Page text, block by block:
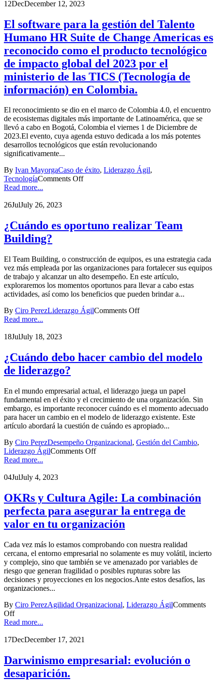
12DecDecember 12, 2023
El software para la gestión del Talento
Humano HR Suite de Change Americas es
reconocido como el producto tecnológico
de impacto global del 2023 por el
ministerio de las TICS (Tecnología de
información) en Colombia.
El reconocimiento se dio en el marco de Colombia 4.0, el encuentro
de ecosistemas digitales más importante de Latinoamérica, que se
llevó a cabo en Bogotá, Colombia el viernes 1 de Diciembre de
2023.El evento, cuya agenda estuvo dedicada a los más potentes
desarrollos tecnológicos que están revolucionando
significativamente...
By Ivan MayorgaCaso de éxito, Liderazgo Ágil,
TecnologíaComments Off
Read more...
26JulJuly 26, 2023
¿Cuándo es oportuno realizar Team
Building?
El Team Building, o construcción de equipos, es una estrategia cada
vez más empleada por las organizaciones para fortalecer sus equipos
de trabajo y alcanzar un alto desempeño. En este artículo,
exploraremos los momentos oportunos para llevar a cabo estas
actividades, así como los beneficios que pueden brindar a...
By Ciro PerezLiderazgo ÁgilComments Off
Read more...
18JulJuly 18, 2023
¿Cuándo debo hacer cambio del modelo
de liderazgo?
En el mundo empresarial actual, el liderazgo juega un papel
fundamental en el éxito y el crecimiento de una organización. Sin
embargo, es importante reconocer cuándo es el momento adecuado
para hacer un cambio en el modelo de liderazgo existente. Este
artículo abordará la cuestión de cuándo es apropiado...
By Ciro PerezDesempeño Organizacional, Gestión del Cambio,
Liderazgo ÁgilComments Off
Read more...
04JulJuly 4, 2023
OKRs y Cultura Agile: La combinación
perfecta para asegurar la entrega de
valor en tu organización
Cada vez más lo estamos comprobando con nuestra realidad
cercana, el entorno empresarial no solamente es muy volátil, incierto
y complejo, sino que también se ve amenazado por variables de
riesgo que generan fragilidad o posibles rupturas sobre las
decisiones y proyecciones en los negocios.Ante estos desafíos, las
organizaciones...
By Ciro PerezAgilidad Organizacional, Liderazgo ÁgilComments
Off
Read more...
17DecDecember 17, 2021
Darwinismo empresarial: evolución o
desaparición.